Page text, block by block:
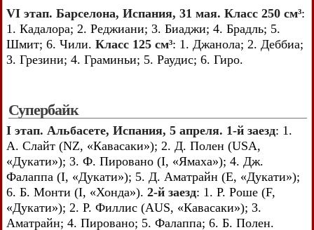
VI этап. Барселона, Испания, 31 мая. Класс 250 см³:
1. Кадалора; 2. Реджиани; 3. Биаджи; 4. Брадль; 5.
Шмит; 6. Чили. Класс 125 см³: 1. Джанола; 2. Деббиа;
3. Грезини; 4. Граминьи; 5. Раудис; 6. Гиро.
Супербайк
I этап. Альбасете, Испания, 5 апреля. 1-й заезд: 1.
А. Слайт (NZ, «Кавасаки»); 2. Д. Полен (USA,
«Дукати»); 3. Ф. Пировано (I, «Ямаха»); 4. Дж.
Фалаппа (I, «Дукати»); 5. Д. Аматрайн (E, «Дукати»);
6. Б. Монти (I, «Хонда»). 2-й заезд: 1. Р. Роше (F,
«Дукати»); 2. Р. Филлис (AUS, «Кавасаки»); 3.
Аматрайн; 4. Пировано; 5. Фалаппа; 6. Б. Полен.